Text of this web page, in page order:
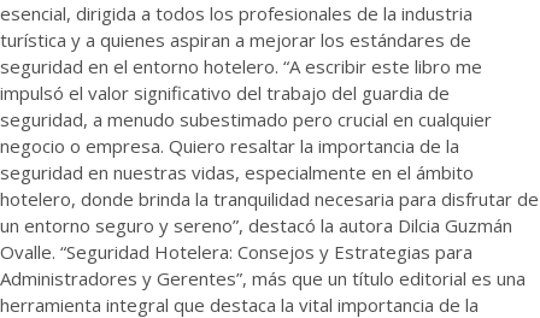
esencial, dirigida a todos los profesionales de la industria
turística y a quienes aspiran a mejorar los estándares de
seguridad en el entorno hotelero. “A escribir este libro me
impulsó el valor significativo del trabajo del guardia de
seguridad, a menudo subestimado pero crucial en cualquier
negocio o empresa. Quiero resaltar la importancia de la
seguridad en nuestras vidas, especialmente en el ámbito
hotelero, donde brinda la tranquilidad necesaria para disfrutar de
un entorno seguro y sereno”, destacó la autora Dilcia Guzmán
Ovalle. “Seguridad Hotelera: Consejos y Estrategias para
Administradores y Gerentes”, más que un título editorial es una
herramienta integral que destaca la vital importancia de la